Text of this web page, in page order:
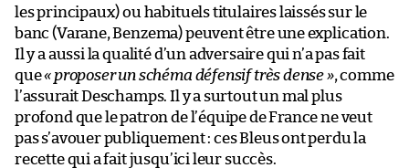
les principaux) ou habituels titulaires laissés sur le
banc (Varane, Benzema) peuvent être une explication.
Il y a aussi la qualité d’un adversaire qui n’a pas fait
que« proposer un schéma défensif très dense », comme
l’assurait Deschamps. Il y a surtout un mal plus
profond que le patron de l’équipe de France ne veut
pas s’avouer publiquement : ces Bleus ont perdu la
recette qui a fait jusqu’ici leur succès.